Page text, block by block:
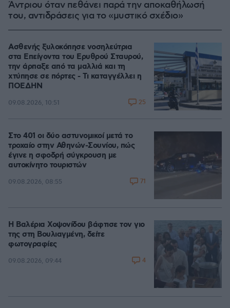
Άντριου όταν πεθάνει παρά την αποκαθήλωσή
του, αντιδράσεις για το «μυστικό σχέδιο»
Ασθενής ξυλοκόπησε νοσηλεύτρια
στα Επείγοντα του Ερυθρού Σταυρού,
την άρπαξε από τα μαλλιά και τη
χτύπησε σε πόρτες - Τι καταγγέλλει η
ΠΟΕΔΗΝ
09.08.2026, 10:51 25
Στο 401 οι δύο αστυνομικοί μετά το
τροχαίο στην Αθηνών-Σουνίου, πώς
έγινε η σφοδρή σύγκρουση με
αυτοκίνητο τουριστών
09.08.2026, 08:55 71
Η Βαλέρια Χοψονίδου βάφτισε τον γιο
της στη Βουλιαγμένη, δείτε
φωτογραφίες
09.08.2026, 09:44 4